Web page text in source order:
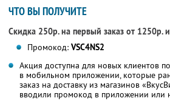
ЧТО ВЫ ПОЛУЧИТЕ
Скидка 250р. на первый заказ от 1250р.
Промокод: VSC4NS2
Акция доступна для новых клиентов
в мобильном приложении, которые
заказ на доставку из магазинов
вводили промокод в приложении или